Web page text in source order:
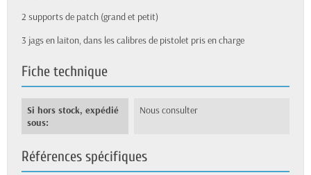
2 supports de patch (grand et petit)
3 jags en laiton, dans les calibres de pistolet pris en charge
Fiche technique
Si hors stock, expédié
sous:
Nous consulter
Références spécifiques